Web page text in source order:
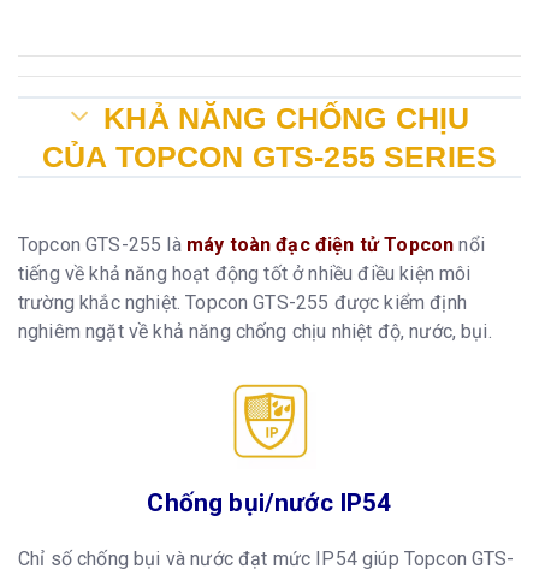
KHẢ NĂNG CHỐNG CHỊU
CỦA TOPCON GTS-255 SERIES
Topcon GTS-255 là máy toàn đạc điện tử Topcon nổi
tiếng về khả năng hoạt động tốt ở nhiều điều kiện môi
trường khắc nghiệt. Topcon GTS-255 được kiểm định
nghiêm ngặt về khả năng chống chịu nhiệt độ, nước, bụi.
Chống bụi/nước IP54
Chỉ số chống bụi và nước đạt mức IP54 giúp Topcon GTS-